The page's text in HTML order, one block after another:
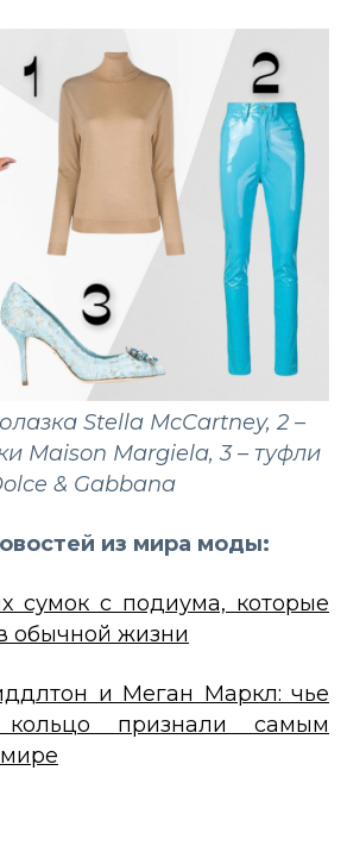
Stella McCartney, 2 –
Maison Margiela, 3 – туфли
& Gabbana
из мира моды:
сумок с подиума, которые
обычной жизни
и Меган Маркл: чье
кольцо признали самым